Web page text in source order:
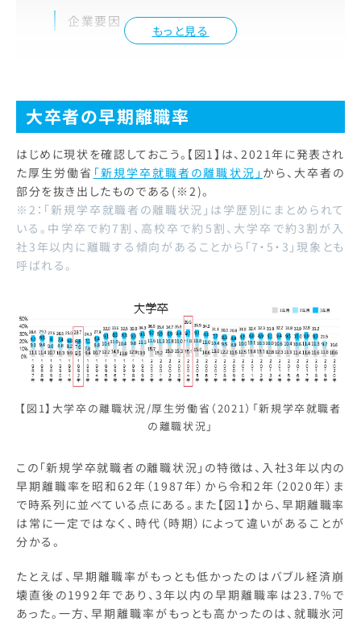
もっと見る
企業要因
大卒者の早期離職率
はじめに現状を確認しておこう。【図1】は、2021年に発表され
た厚生労働省 「新規学卒就職者の離職状況」 から、大卒者の
部分を抜き出したものである(※2)。
※2：「新規学卒就職者の離職状況」は学歴別にまとめられて
いる。中学卒で約7割、高校卒で約5割、大学卒で約3割が入
社3年以内に離職する傾向があることから「7・5・3」現象とも
呼ばれる。
【図1】大学卒の離職状況/厚生労働省（2021）「新規学卒就職者
の離職状況」
この「新規学卒就職者の離職状況」の特徴は、入社3年以内の
早期離職率を昭和62年（1987年）から令和2年（2020年）ま
で時系列に並べている点にある。また【図1】から、早期離職率
は常に一定ではなく、時代（時期）によって違いがあることが
分かる。
たとえば、早期離職率がもっとも低かったのはバブル経済崩
壊直後の1992年であり、3年以内の早期離職率は23.7%で
あった。一方、早期離職率がもっとも高かったのは、就職氷河